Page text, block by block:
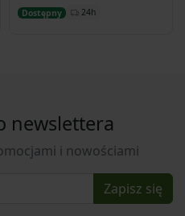
Dostępny 24h
Dodaj do koszyka
newslettera
i nowościami
Zapisz się